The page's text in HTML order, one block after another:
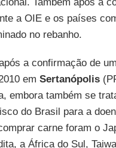
a OIE e os países
no rebanho.
a confirmação de
em Sertanópolis
embora também se
do Brasil para a
carne foram o
a África do Sul,